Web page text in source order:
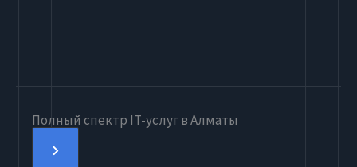
Полный спектр IT-услуг в Алматы